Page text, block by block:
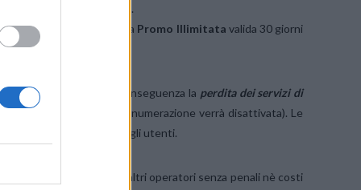
la nuova numerazione.
migrazione riceverà la Promo Illimitata valida 30 giorni
2016 avrà come conseguenza la perdita dei servizi di
possesso dell’utente (la numerazione verrà disattivata). Le
o penali a carico degli utenti.
la portabilità verso altri operatori senza penali nè costi